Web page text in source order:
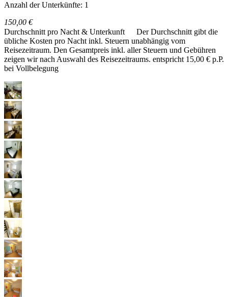
Anzahl der Unterkünfte: 1
150,00 €
Durchschnitt pro Nacht & Unterkunft
Der Durchschnitt gibt die
übliche Kosten pro Nacht inkl. Steuern unabhängig vom
Reisezeitraum. Den Gesamtpreis inkl. aller Steuern und Gebühren
zeigen wir nach Auswahl des Reisezeitraums. entspricht 15,00 € p.P.
bei Vollbelegung